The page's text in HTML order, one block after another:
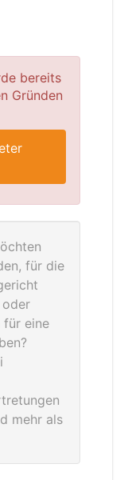
bereits
Gründen
für die
oder
für eine
mehr als